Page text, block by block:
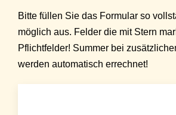
Bitte füllen Sie das Formular so
möglich aus. Felder die mit Stern
Pflichtfelder! Summer bei
werden automatisch errechnet!